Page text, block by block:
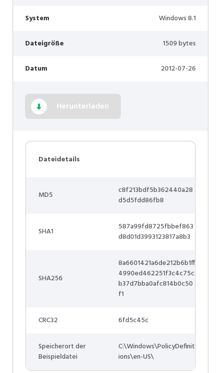
System Windows 8.1
Dateigröße 1509 bytes
Datum 2012-07-26
Herunterladen
Dateidetails
MD5
c8f213bdf5b362440a28
d5d5fdd86fb8
SHA1
587a99fd8725fbbef863
d8d01d3993123817a8b3
SHA256
8a6601421a6de212b6b1ff
4990ed462251f3c4c75c
b37d7bba0afc814b0c50
f1
CRC32 6fd5c45c
Speicherort der
Beispieldatei
C:\Windows\PolicyDefinit
ions\en-US\